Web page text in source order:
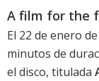
A film for the
El 22 de enero
minutos de
el disco, titulada